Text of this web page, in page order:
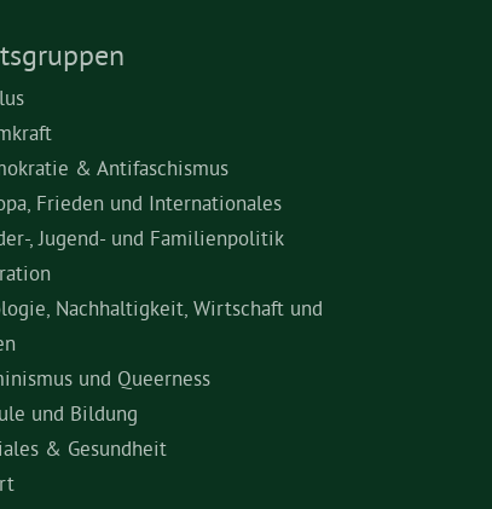
& Antifaschismus
Frieden und Internationales
, Jugend- und Familienpolitik
Nachhaltigkeit, Wirtschaft und
und Queerness
und Bildung
& Gesundheit